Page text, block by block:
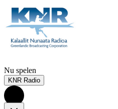
Nu spelen
KNR Radio